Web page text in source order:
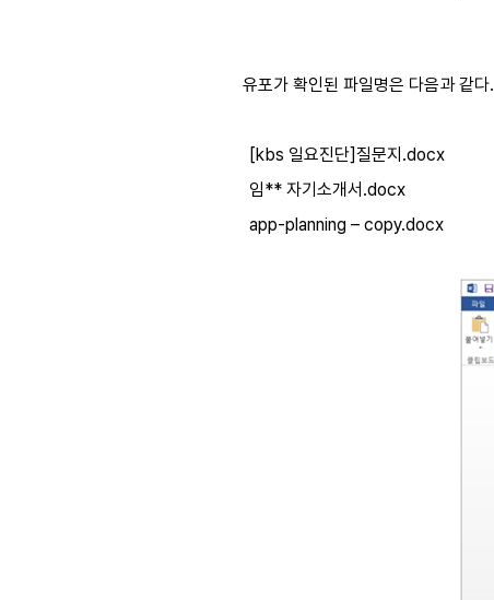
유포가 확인된 파일명은 다음과 같다.
[kbs 일요진단]질문지.docx
임** 자기소개서 .docx
app-planning – copy.docx